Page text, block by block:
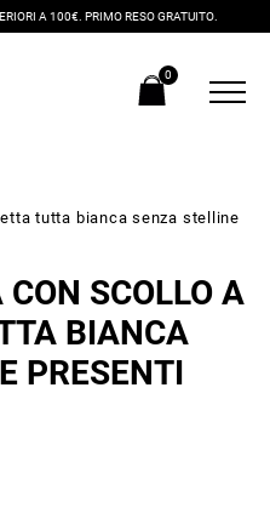
A 100€. PRIMO RESO GRATUITO.
0
tutta bianca senza stelline
SCOLLO A
BIANCA
PRESENTI